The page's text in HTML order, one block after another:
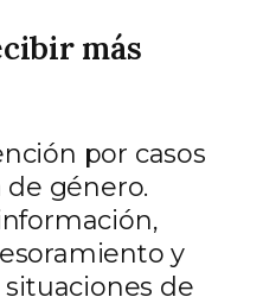
más
por casos
de género.
y
de